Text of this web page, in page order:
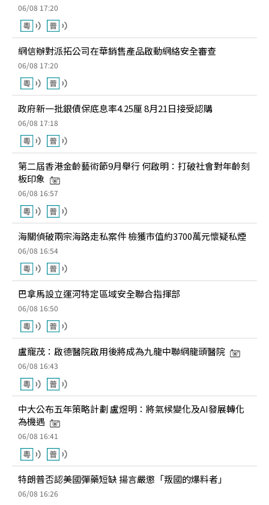
06/08 17:20
網信辦對派拓公司在華銷售產品啟動網絡安全審查
06/08 17:20
政府新一批銀債保底息率4.25厘 8月21日接受認購
06/08 17:18
第二屆香港金齡藝術節9月舉行 何啟明：打破社會對年齡刻
板印象
06/08 16:57
海關偵破兩宗海路走私案件 檢獲市值約3700萬元懷疑私煙
06/08 16:54
巴拿馬設立運河特定區域安全聯合指揮部
06/08 16:50
盧寵茂：啟德醫院啟用後將成為九龍中聯網龍頭醫院
06/08 16:43
中大公布五年策略計劃 盧煜明：將氣候變化及AI發展轉化
為機遇
06/08 16:41
特朗普否認美國彈藥短缺 揚言嚴懲「叛國的爆料者」
06/08 16:26